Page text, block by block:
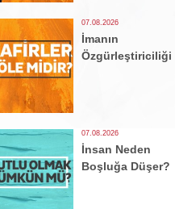
07.08.2026
İmanın
Özgürleştiriciliği
07.08.2026
İnsan Neden
Boşluğa Düşer?